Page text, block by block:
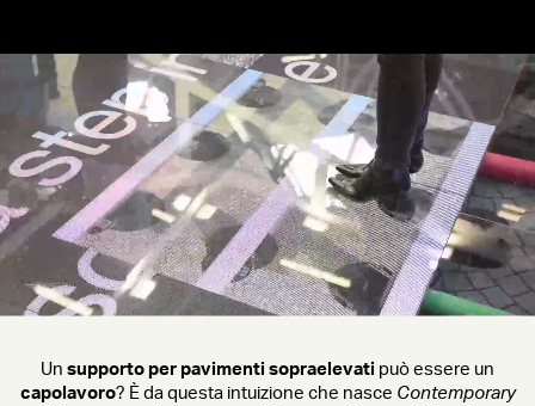
Un supporto per pavimenti sopraelevati può essere un
capolavoro? È da questa intuizione che nasce Contemporary